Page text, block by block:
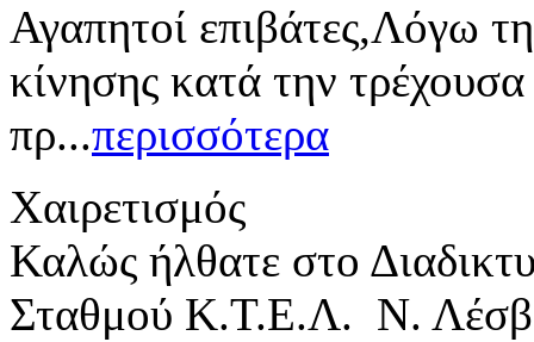
Αγαπητοί επιβάτες,Λόγω
κίνησης κατά την
πρ...περισσότερα
Χαιρετισμός
Καλώς ήλθατε στο
Σταθμού Κ.Τ.Ε.Λ. Ν.